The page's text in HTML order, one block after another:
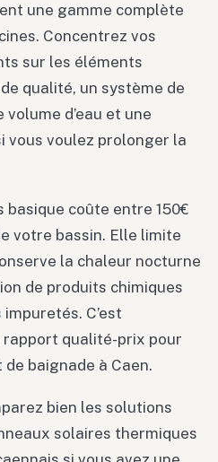
une gamme complète
Concentrez vos
sur les éléments
qualité, un système de
d’eau et une
vous voulez prolonger la
basique coûte entre 150€
votre bassin. Elle limite
la chaleur nocturne
de produits chimiques
C’est
rapport qualité-prix pour
baignade à Caen.
bien les solutions
solaires thermiques